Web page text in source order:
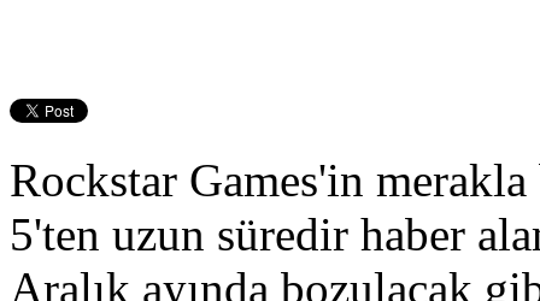
Rockstar Games'in
5'ten uzun süredir haber
Aralık ayında bozulacak